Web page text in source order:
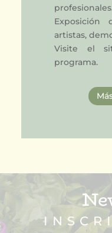
artistas,
Visite el
programa.